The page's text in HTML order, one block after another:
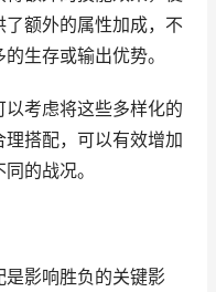
额外的属性加成，不
生存或输出优势。
考虑将这些多样化的
搭配，可以有效增加
的战况。
影响胜负的关键影